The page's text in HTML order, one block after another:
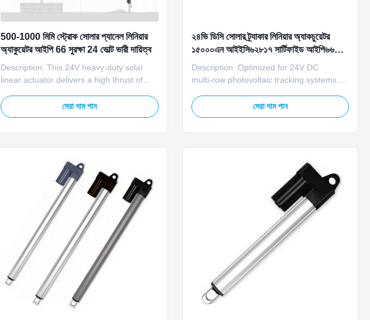
500-1000 মিমি স্ট্রোক সোলার প্যানেল লিনিয়ার
অ্যাকুয়েটর আইপি 66 সুরক্ষা 24 ভোল্ট ভারী দায়িত্ব
Description: This 24V heavy-duty solar
linear actuator delivers a high thrust of
tracking systems. It is built with high-
strength alloy materials and precision
সেরা দাম পান
২৪ভি ডিসি সোলার ট্র্যাকার লিনিয়ার অ্যাকচুয়েটর
১৫০০০এন আইইসি৬২৮১৭ সার্টিফাইড আইপি৬৬
লিনিয়ার অ্যাকচুয়েটর
Description: Optimized for 24V DC
multi‑row photovoltaic tracking systems,
efficient, cost‑effective performance for
large‑scale solar plants. It supports the
সেরা দাম পান